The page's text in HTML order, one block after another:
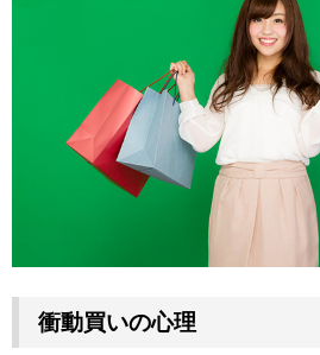
衝動買いの心理